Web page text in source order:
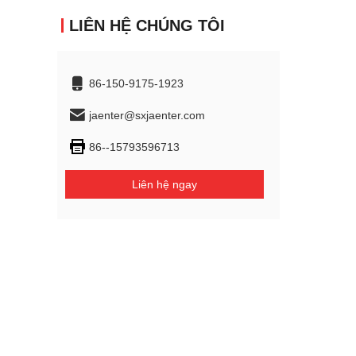
LIÊN HỆ CHÚNG TÔI
86-150-9175-1923
jaenter@sxjaenter.com
86--15793596713
Liên hệ ngay